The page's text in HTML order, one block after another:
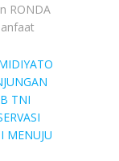
RONDA
TNI
MENUJU